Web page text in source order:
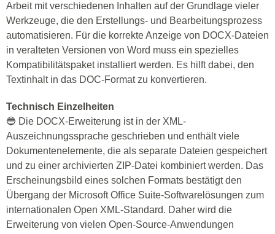
Arbeit mit verschiedenen Inhalten auf der Grundlage vieler
Werkzeuge, die den Erstellungs- und Bearbeitungsprozess
automatisieren. Für die korrekte Anzeige von DOCX-Dateien
in veralteten Versionen von Word muss ein spezielles
Kompatibilitätspaket installiert werden. Es hilft dabei, den
Textinhalt in das DOC-Format zu konvertieren.
Technisch Einzelheiten
🔵 Die DOCX-Erweiterung ist in der XML-
Auszeichnungssprache geschrieben und enthält viele
Dokumentenelemente, die als separate Dateien gespeichert
und zu einer archivierten ZIP-Datei kombiniert werden. Das
Erscheinungsbild eines solchen Formats bestätigt den
Übergang der Microsoft Office Suite-Softwarelösungen zum
internationalen Open XML-Standard. Daher wird die
Erweiterung von vielen Open-Source-Anwendungen